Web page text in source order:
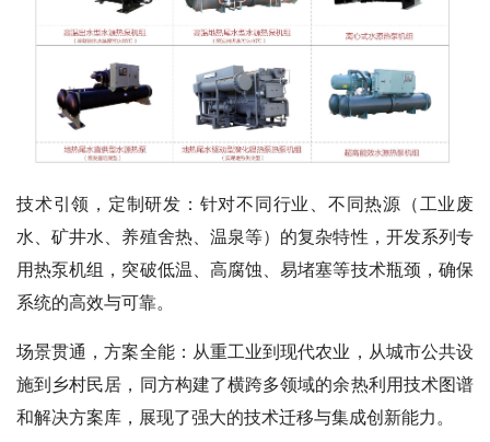
技术引领，定制研发： 针对不同行业、不同热源（工业废
水、矿井水、养殖舍热、温泉等）的复杂特性，开发系列专
用热泵机组，突破低温、高腐蚀、易堵塞等技术瓶颈，确保
系统的高效与可靠。
场景贯通，方案全能： 从重工业到现代农业，从城市公共设
施到乡村民居，同方构建了横跨多领域的余热利用技术图谱
和解决方案库，展现了强大的技术迁移与集成创新能力。